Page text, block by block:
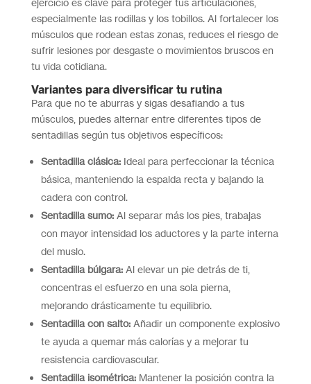
especialmente las rodillas y los tobillos. Al fortalecer los
músculos que rodean estas zonas, reduces el riesgo de
sufrir lesiones por desgaste o movimientos bruscos en
tu vida cotidiana.
Variantes para diversificar tu rutina
Para que no te aburras y sigas desafiando a tus
músculos, puedes alternar entre diferentes tipos de
sentadillas según tus objetivos específicos:
Sentadilla clásica:Ideal para perfeccionar la técnica
básica, manteniendo la espalda recta y bajando la
cadera con control.
Sentadilla sumo:Al separar más los pies, trabajas
con mayor intensidad los aductores y la parte interna
del muslo.
Sentadilla búlgara:Al elevar un pie detrás de ti,
concentras el esfuerzo en una sola pierna,
mejorando drásticamente tu equilibrio.
Sentadilla con salto:Añadir un componente explosivo
te ayuda a quemar más calorías y a mejorar tu
resistencia cardiovascular.
Sentadilla isométrica:Mantener la posición contra la